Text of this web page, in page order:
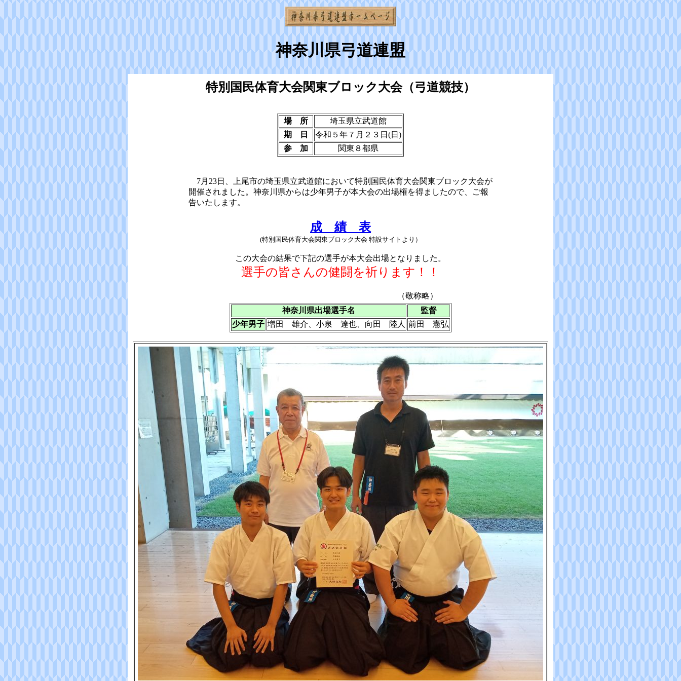
神奈川県弓道連盟
特別国民体育大会関東ブロック大会（弓道競技）
場 所
埼玉県立武道館
期 日
令和５年７月２３日(日)
参 加
関東８都県
7月23日、上尾市の埼玉県立武道館において特別国民体育大会関東ブロック大会が
開催されました。神奈川県からは少年男子が本大会の出場権を得ましたので、ご報
告いたします。
成 績 表
(特別国民体育大会関東ブロック大会 特設サイトより）
この大会の結果で下記の選手が本大会出場となりました。
選手の皆さんの健闘を祈ります！！
（敬称略）
神奈川県出場選手名
監督
少年男子 増田 雄介、小泉 達也、向田 陸人 前田 憲弘